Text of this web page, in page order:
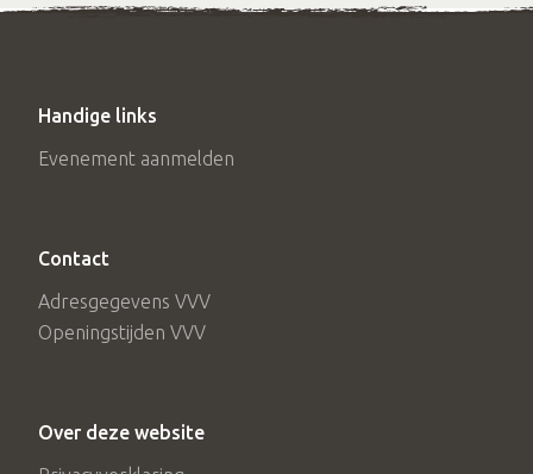
Handige links
Evenement aanmelden
Contact
Adresgegevens VVV
Openingstijden VVV
Over deze website